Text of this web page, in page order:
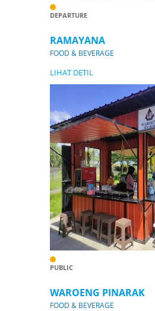
DEPARTURE
RAMAYANA
FOOD & BEVERAGE
LIHAT DETIL
PUBLIC
WAROENG PINARAK
FOOD & BEVERAGE